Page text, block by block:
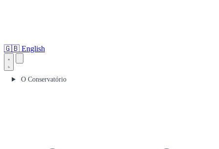
🇬🇧 English
O Conservatório